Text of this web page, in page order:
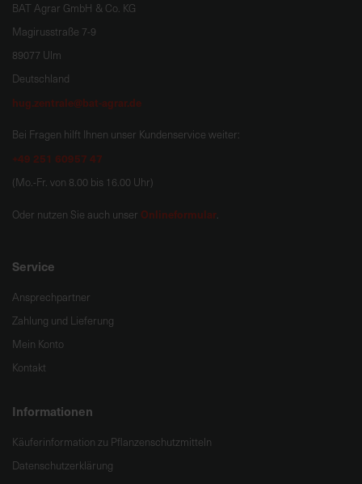
BAT Agrar GmbH & Co. KG
Magirusstraße 7-9
89077 Ulm
Deutschland
hug.zentrale@bat-agrar.de
Bei Fragen hilft Ihnen unser Kundenservice weiter:
+49 251 60957 47
(Mo.-Fr. von 8.00 bis 16.00 Uhr)
Oder nutzen Sie auch unser Onlineformular.
Service
Ansprechpartner
Zahlung und Lieferung
Mein Konto
Kontakt
Informationen
Käuferinformation zu Pflanzenschutzmitteln
Datenschutzerklärung